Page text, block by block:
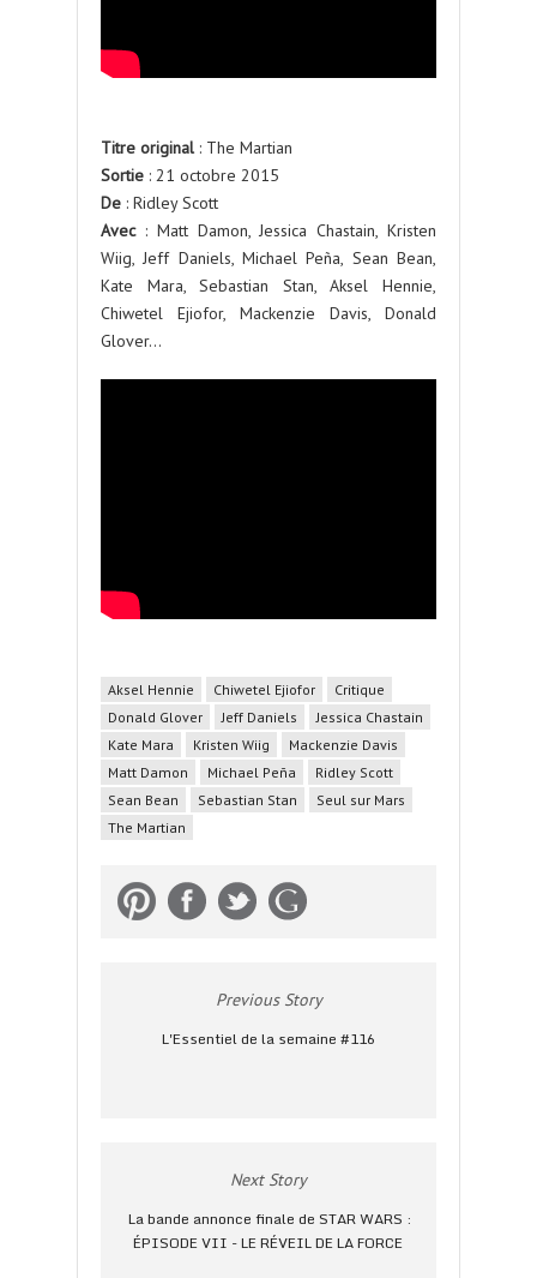
Titre original: The Martian
Sortie : 21 octobre 2015
De : Ridley Scott
Avec: Matt Damon, Jessica Chastain, Kristen
Wiig, Jeff Daniels, Michael Peña, Sean Bean,
Kate Mara, Sebastian Stan, Aksel Hennie,
Chiwetel Ejiofor, Mackenzie Davis, Donald
Glover…
Aksel Hennie Chiwetel Ejiofor
Critique
Donald Glover
Jeff Daniels
Jessica Chastain
Kate Mara
Kristen Wiig
Mackenzie Davis
Matt Damon
Michael Peña
Ridley Scott
Sean Bean
Sebastian Stan
Seul sur Mars
The Martian
Previous Story
L'Essentiel de la semaine #116
Next Story
La bande annonce finale de STAR WARS :
ÉPISODE VII - LE RÉVEIL DE LA FORCE